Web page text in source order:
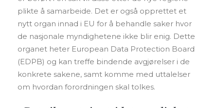
plikte å samarbeide. Det er også opprettet et
nytt organ innad i EU for å behandle saker hvor
de nasjonale myndighetene ikke blir enig. Dette
organet heter European Data Protection Board
(EDPB) og kan treffe bindende avgjørelser i de
konkrete sakene, samt komme med uttalelser
om hvordan forordningen skal tolkes.